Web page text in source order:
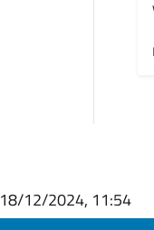
18/12/2024, 11:54